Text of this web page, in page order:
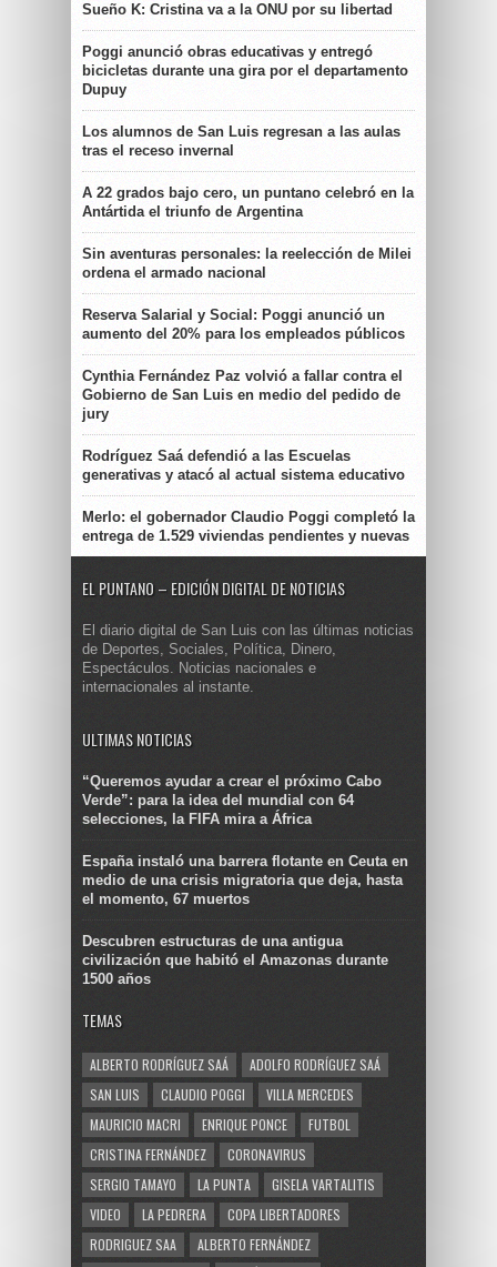
Sueño K: Cristina va a la ONU por su libertad
Poggi anunció obras educativas y entregó
bicicletas durante una gira por el departamento
Dupuy
Los alumnos de San Luis regresan a las aulas
tras el receso invernal
A 22 grados bajo cero, un puntano celebró en la
Antártida el triunfo de Argentina
Sin aventuras personales: la reelección de Milei
ordena el armado nacional
Reserva Salarial y Social: Poggi anunció un
aumento del 20% para los empleados públicos
Cynthia Fernández Paz volvió a fallar contra el
Gobierno de San Luis en medio del pedido de
jury
Rodríguez Saá defendió a las Escuelas
generativas y atacó al actual sistema educativo
Merlo: el gobernador Claudio Poggi completó la
entrega de 1.529 viviendas pendientes y nuevas
EL PUNTANO – EDICIÓN DIGITAL DE NOTICIAS
El diario digital de San Luis con las últimas noticias
de Deportes, Sociales, Política, Dinero,
Espectáculos. Noticias nacionales e
internacionales al instante.
ULTIMAS NOTICIAS
“Queremos ayudar a crear el próximo Cabo
Verde”: para la idea del mundial con 64
selecciones, la FIFA mira a África
España instaló una barrera flotante en Ceuta en
medio de una crisis migratoria que deja, hasta
el momento, 67 muertos
Descubren estructuras de una antigua
civilización que habitó el Amazonas durante
1500 años
TEMAS
ALBERTO RODRÍGUEZ SAÁ
ADOLFO RODRÍGUEZ SAÁ
SAN LUIS
CLAUDIO POGGI
VILLA MERCEDES
MAURICIO MACRI
ENRIQUE PONCE
FUTBOL
CRISTINA FERNÁNDEZ
CORONAVIRUS
SERGIO TAMAYO
LA PUNTA
GISELA VARTALITIS
VIDEO
LA PEDRERA
COPA LIBERTADORES
RODRIGUEZ SAA
ALBERTO FERNÁNDEZ